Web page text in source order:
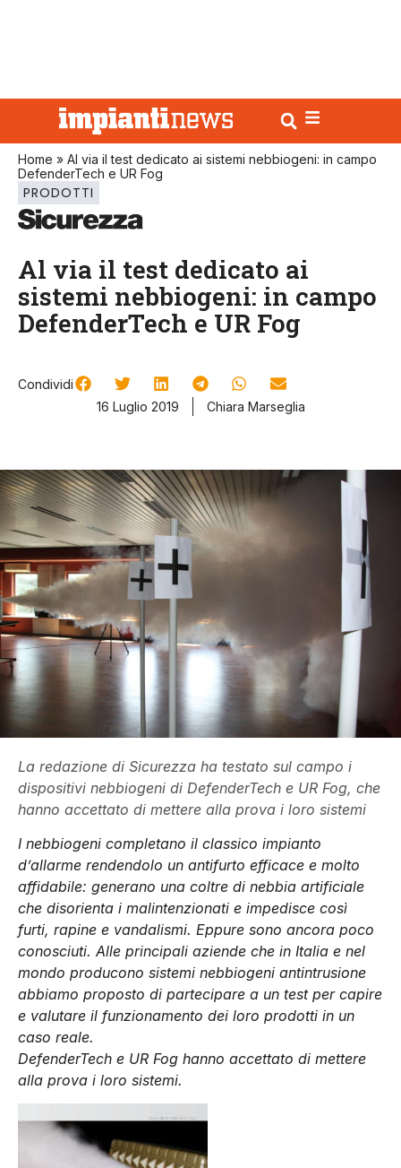
Home » Al via il test dedicato ai sistemi nebbiogeni: in campo
DefenderTech e UR Fog
PRODOTTI
Al via il test dedicato ai
sistemi nebbiogeni: in campo
DefenderTech e UR Fog
Condividi
16 Luglio 2019
Chiara Marseglia
La redazione di Sicurezza ha testato sul campo i
dispositivi nebbiogeni di DefenderTech e UR Fog, che
hanno accettato di mettere alla prova i loro sistemi
I nebbiogeni completano il classico impianto
d’allarme rendendolo un antifurto efficace e molto
affidabile: generano una coltre di nebbia artificiale
che disorienta i malintenzionati e impedisce così
furti, rapine e vandalismi. Eppure sono ancora poco
conosciuti. Alle principali aziende che in Italia e nel
mondo producono sistemi nebbiogeni antintrusione
abbiamo proposto di partecipare a un test per capire
e valutare il funzionamento dei loro prodotti in un
caso reale.
DefenderTech e UR Fog hanno accettato di mettere
alla prova i loro sistemi.